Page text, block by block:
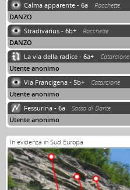
Calma apparente - 6a
Rocchette
DANZO
Stradivarius - 6b+
Rocchette
DANZO
La via della radice - 6a+
Catarcione
Utente anonimo
Via Francigena - 5b+
Catarcione
Utente anonimo
Fessurina - 6a
Sasso di Dante
Utente anonimo
In evidenza in Sud Europa